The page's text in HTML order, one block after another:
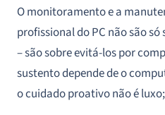
O monitoramento e a
profissional do PC não são
– são sobre evitá-los por
sustento depende de o
o cuidado proativo não é